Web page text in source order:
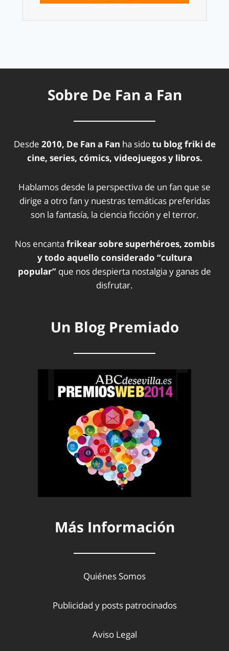
Sobre De Fan a Fan
Desde 2010, De Fan a Fan ha sidotu blog friki de
cine, series, cómics, videojuegos y libros.
Hablamos desde la perspectiva de un fan que se
dirige a otro fan y nuestras temáticas preferidas
son la fantasía, la ciencia ficción y el terror.
Nos encanta frikear sobre superhéroes, zombis
y todo aquello considerado “cultura
popular” que nos despierta nostalgia y ganas de
disfrutar.
Un Blog Premiado
Más Información
Quiénes Somos
Publicidad y posts patrocinados
Aviso Legal